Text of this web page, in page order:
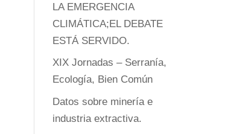
LA EMERGENCIA
CLIMÁTICA;EL DEBATE
ESTÁ SERVIDO.
XIX Jornadas – Serranía,
Ecología, Bien Común
Datos sobre minería e
industria extractiva.